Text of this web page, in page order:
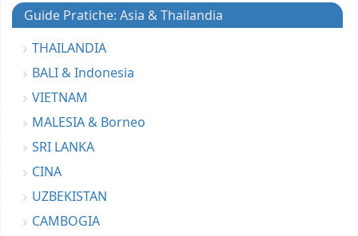
Guide Pratiche: Asia & Thailandia
THAILANDIA
BALI & Indonesia
VIETNAM
MALESIA & Borneo
SRI LANKA
CINA
UZBEKISTAN
CAMBOGIA